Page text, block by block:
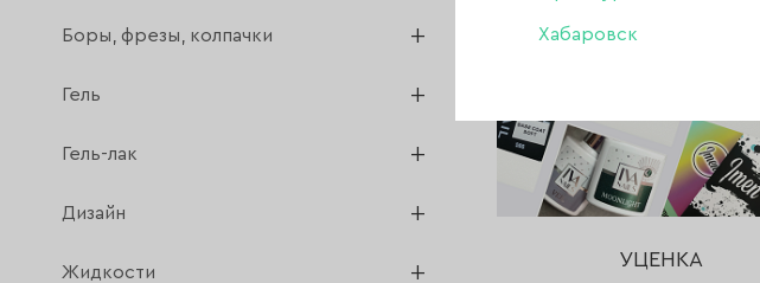
Хабаровск
Боры, фрезы, колпачки
Гель
Гель-лак
Дизайн
Жидкости
УЦЕНКА